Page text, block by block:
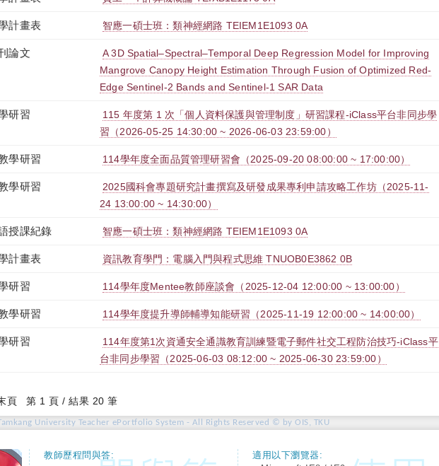
計畫表 智應一碩士班：類神經網路 TEIEM1E1093 0A
論文
A 3D Spatial–Spectral–Temporal Deep Regression Model for Improving
Mangrove Canopy Height Estimation Through Fusion of Optimized Red-
Edge Sentinel-2 Bands and Sentinel-1 SAR Data
研習
115 年度第 1 次「個人資料保護與管理制度」研習課程-iClass平台非同步學
習（2026-05-25 14:30:00 ~ 2026-06-03 23:59:00）
學研習 114學年度全面品質管理研習會（2025-09-20 08:00:00 ~ 17:00:00）
學研習
2025國科會專題研究計畫撰寫及研發成果專利申請攻略工作坊（2025-11-
24 13:00:00 ~ 14:30:00）
授課紀錄 智應一碩士班：類神經網路 TEIEM1E1093 0A
計畫表 資訊教育學門：電腦入門與程式思維 TNUOB0E3862 0B
研習 114學年度Mentee教師座談會（2025-12-04 12:00:00 ~ 13:00:00）
學研習 114學年度提升導師輔導知能研習（2025-11-19 12:00:00 ~ 14:00:00）
研習
114年度第1次資通安全通識教育訓練暨電子郵件社交工程防治技巧-iClass平
台非同步學習（2025-06-03 08:12:00 ~ 2025-06-30 23:59:00）
頁 第 1 頁 / 結果 20 筆
University Teacher ePortfolio System - All Rights Reserved © by OIS, TKU
教師歷程問與答:
適用以下瀏覽器: